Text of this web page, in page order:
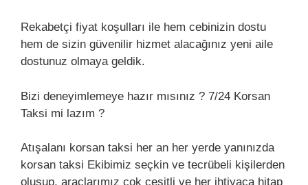
Rekabetçi fiyat koşulları ile hem cebinizin dostu
hem de sizin güvenilir hizmet alacağınız yeni aile
dostunuz olmaya geldik.
Bizi deneyimlemeye hazır mısınız ? 7/24 Korsan
Taksi mi lazım ?
Atışalanı korsan taksi her an her yerde yanınızda
korsan taksi Ekibimiz seçkin ve tecrübeli kişilerden
oluşup, araçlarımız çok çeşitli ve her ihtiyaca hitap